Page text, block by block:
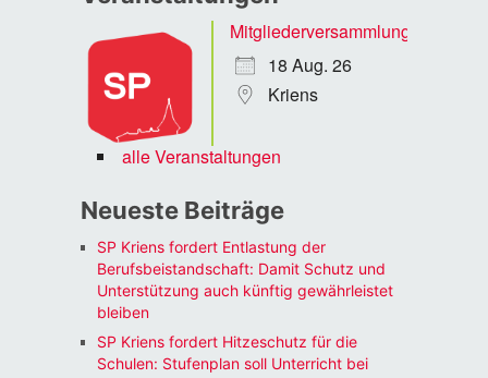
Mitgliederversammlung
18 Aug. 26
Kriens
alle Veranstaltungen
Neueste Beiträge
SP Kriens fordert Entlastung der
Berufsbeistandschaft: Damit Schutz und
Unterstützung auch künftig gewährleistet
bleiben
SP Kriens fordert Hitzeschutz für die
Schulen: Stufenplan soll Unterricht bei